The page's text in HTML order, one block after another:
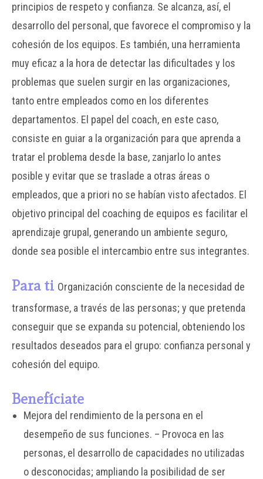
principios de respeto y confianza. Se alcanza, así, el
desarrollo del personal, que favorece el compromiso y la
cohesión de los equipos. Es también, una herramienta
muy eficaz a la hora de detectar las dificultades y los
problemas que suelen surgir en las organizaciones,
tanto entre empleados como en los diferentes
departamentos. El papel del coach, en este caso,
consiste en guiar a la organización para que aprenda a
tratar el problema desde la base, zanjarlo lo antes
posible y evitar que se traslade a otras áreas o
empleados, que a priori no se habían visto afectados. El
objetivo principal del coaching de equipos es facilitar el
aprendizaje grupal, generando un ambiente seguro,
donde sea posible el intercambio entre sus integrantes.
Para ti Organización consciente de la necesidad de
transformase, a través de las personas; y que pretenda
conseguir que se expanda su potencial, obteniendo los
resultados deseados para el grupo: confianza personal y
cohesión del equipo.
Benefíciate
Mejora del rendimiento de la persona en el
desempeño de sus funciones. – Provoca en las
personas, el desarrollo de capacidades no utilizadas
o desconocidas; ampliando la posibilidad de ser